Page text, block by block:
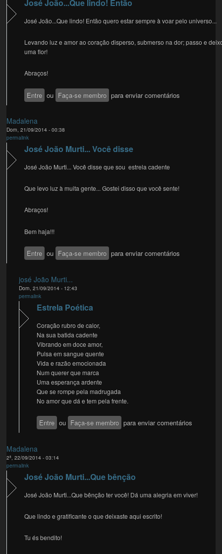
José João...Que lindo! Então
José João...Que lindo! Então quero estar sempre à voar pelo universo...
Levando luz e amor ao coração disperso, submerso na dor; passo e
uma flor!
Abraços!
Entre ou Faça-se membro para enviar comentários
Madalena
Dom, 21/09/2014 - 00:38
permalink
José João Murti... Você disse
José João Murti... Você disse que sou estrela cadente
Que levo luz à muita gente... Gostei disso que você sente!
Abraços!
Bem haja!!!
Entre ou Faça-se membro para enviar comentários
josé João Murti...
Dom, 21/09/2014 - 12:43
permalink
Estrela Poética
Coração rubro de calor,
Na sua batida cadente
Vibrando em doce amor,
Pulsa em sangue quente
Vida e razão emocionada
Num querer que marca
Uma esperança ardente
Que se rompe pela madrugada
No amor que dá e tem pela frente.
Entre ou Faça-se membro para enviar comentários
Madalena
2ª, 22/09/2014 - 03:14
permalink
José João Murti...Que bênção
José João Murti...Que bênção ter você! Dá uma alegria em viver!
Que lindo e gratificante o que deixaste aqui escrito!
Tu és bendito!